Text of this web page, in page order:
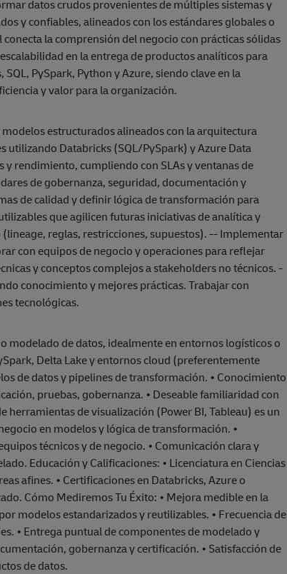
datos crudos provenientes de múltiples sistemas y
y confiables, alineados con los estándares globales o
la comprensión del negocio con prácticas sólidas
en la entrega de productos analíticos para
PySpark, Python y Azure, siendo clave en la
y valor para la organización.
estructurados alineados con la arquitectura
utilizando Databricks (SQL/PySpark) y Azure Data
rendimiento, cumpliendo con SLAs y ventanas de
de gobernanza, seguridad, documentación y
de calidad y definir lógica de transformación para
que agilicen futuras iniciativas de analítica y
reglas, restricciones, supuestos). -- Implementar
con equipos de negocio y operaciones para reflejar
y conceptos complejos a stakeholders no técnicos. -
conocimiento y mejores prácticas. Trabajar con
tecnológicas.
modelado de datos, idealmente en entornos logísticos o
Delta Lake y entornos cloud (preferentemente
de datos y pipelines de transformación. • Conocimiento
pruebas, gobernanza. • Deseable familiaridad con
de visualización (Power BI, Tableau) es un
en modelos y lógica de transformación. •
técnicos y de negocio. • Comunicación clara y
Educación y Calificaciones: • Licenciatura en Ciencias
afines. • Certificaciones en Databricks, Azure o
Cómo Mediremos Tu Éxito: • Mejora medible en la
modelos estandarizados y reutilizables. • Frecuencia de
• Entrega puntual de componentes de modelado y
gobernanza y certificación. • Satisfacción de
de datos.